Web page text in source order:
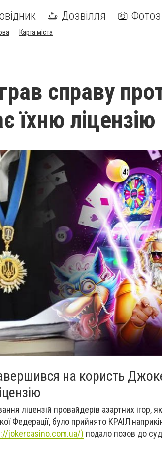
Дозвілля
Карта міста
справу
їхню ліцензію
на користь
ліцензій провайдерів азартних ігор,
Федерації, було прийнято КРАІЛ
jokercasino.com.ua/) подало позов до